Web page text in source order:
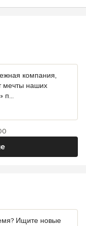
компания,
мечты наших
п...
Ищите новые